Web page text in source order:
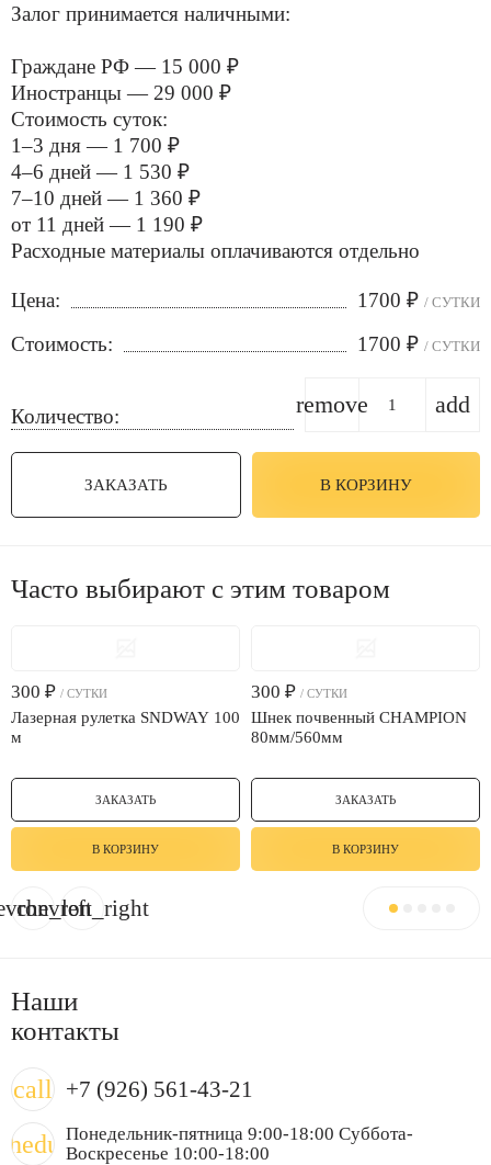
Залог принимается наличными:
Граждане РФ — 15 000 ₽
Иностранцы — 29 000 ₽
Стоимость суток:
1–3 дня — 1 700 ₽
4–6 дней — 1 530 ₽
7–10 дней — 1 360 ₽
от 11 дней — 1 190 ₽
Расходные материалы оплачиваются отдельно
Цена: 1700 ₽ / СУТКИ
Стоимость: 1700 ₽ / СУТКИ
Количество: remove add
ЗАКАЗАТЬ В КОРЗИНУ
Часто выбирают с этим товаром
300 ₽ / СУТКИ
Лазерная рулетка SNDWAY 100
м
ЗАКАЗАТЬ
В КОРЗИНУ
300 ₽ / СУТКИ
Шнек почвенный CHAMPION
80мм/560мм
ЗАКАЗАТЬ
В КОРЗИНУ
chevron_right
Наши
контакты
call +7 (926) 561-43-21
Понедельник-пятница 9:00-18:00 Суббота-
Воскресенье 10:00-18:00